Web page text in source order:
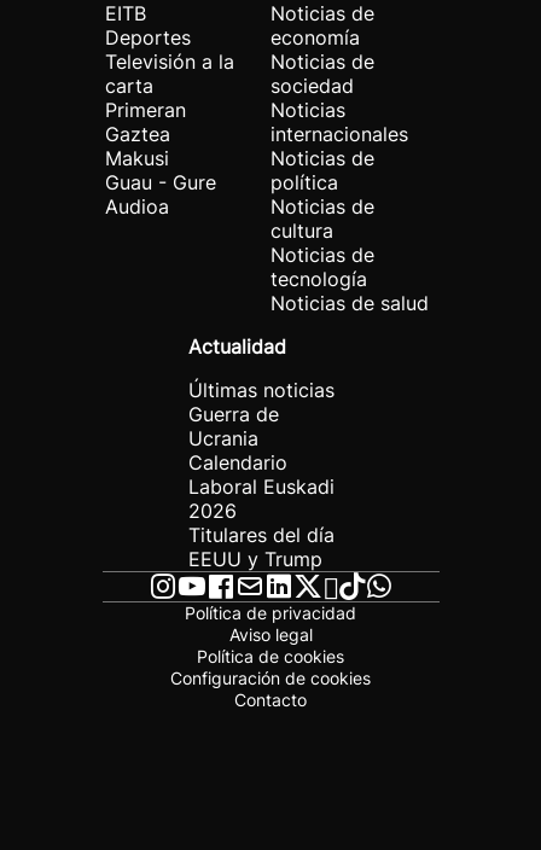
EITB
Deportes
Televisión a la
carta
Primeran
Gaztea
Makusi
Guau - Gure
Audioa
Noticias de
economía
Noticias de
sociedad
Noticias
internacionales
Noticias de
política
Noticias de
cultura
Noticias de
tecnología
Noticias de salud
Actualidad
Últimas noticias
Guerra de
Ucrania
Calendario
Laboral Euskadi
2026
Titulares del día
EEUU y Trump
Política de privacidad
Aviso legal
Política de cookies
Configuración de cookies
Contacto